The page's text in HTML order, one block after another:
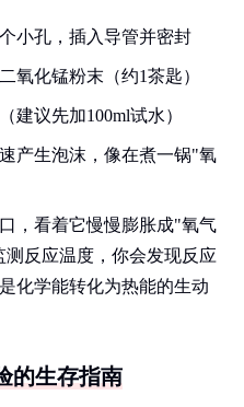
小孔，插入导管并密封
氧化锰粉末（约1茶匙）
建议先加100ml试水）
产生泡沫，像在煮一锅"氧
，看着它慢慢膨胀成"氧气
反应温度，你会发现反应
化学能转化为热能的生动
的生存指南